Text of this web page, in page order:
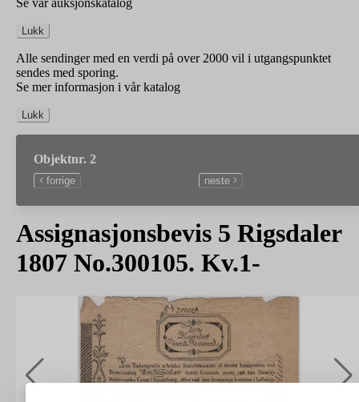
Se vår auksjonskatalog
Lukk
Alle sendinger med en verdi på over 2000 vil i utgangspunktet
sendes med sporing.
Se mer informasjon i vår katalog
Lukk
Objektnr. 2
forrige neste
Assignasjonsbevis 5 Rigsdaler
1807 No.300105. Kv.1-